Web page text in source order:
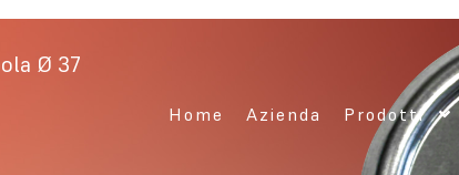
Home Azienda Prodotti
Ø 37